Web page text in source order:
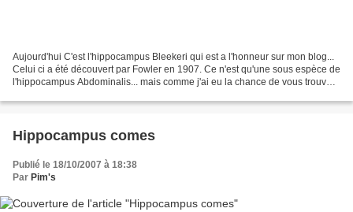
Aujourd'hui C'est l'hippocampus Bleekeri qui est a l'honneur sur mon blog...
Celui ci a été découvert par Fowler en 1907. Ce n'est qu'une sous espèce de
l'hippocampus Abdominalis... mais comme j'ai eu la chance de vous trouver
Hippocampus comes
Publié le 18/10/2007 à 18:38
Par Pim's